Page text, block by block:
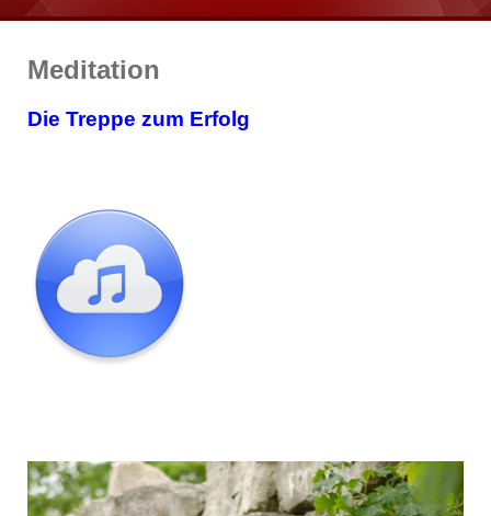
Meditation
Die Treppe zum Erfolg